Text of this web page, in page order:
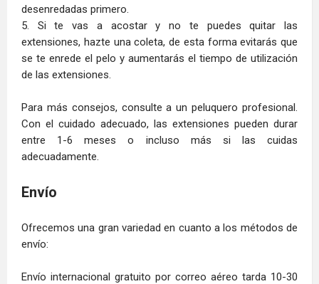
desenredadas primero.
5. Si te vas a acostar y no te puedes quitar las
extensiones, hazte una coleta, de esta forma evitarás que
se te enrede el pelo y aumentarás el tiempo de utilización
de las extensiones.
Para más consejos, consulte a un peluquero profesional.
Con el cuidado adecuado, las extensiones pueden durar
entre 1-6 meses o incluso más si las cuidas
adecuadamente.
Envío
Ofrecemos una gran variedad en cuanto a los métodos de
envío:
Envío internacional gratuito por correo aéreo tarda 10-30